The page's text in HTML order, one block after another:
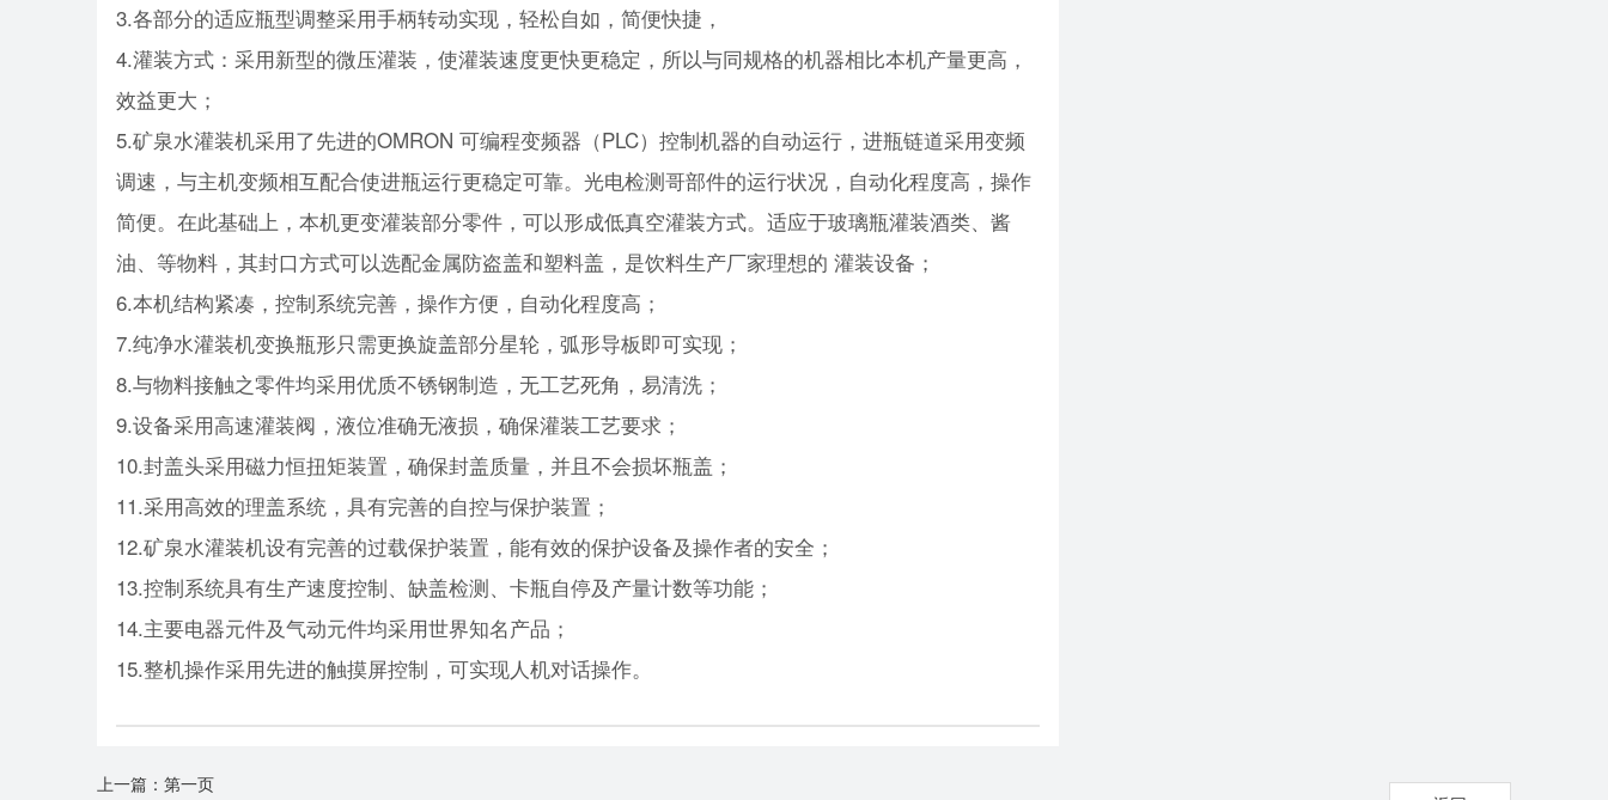
3.各部分的适应瓶型调整采用手柄转动实现，轻松自如，简便快捷，
4.灌装方式：采用新型的微压灌装，使灌装速度更快更稳定，所以与同规格的机器相比本机产量更高，
效益更大；
5.矿泉水灌装机采用了先进的OMRON 可编程变频器（PLC）控制机器的自动运行，进瓶链道采用变频
调速，与主机变频相互配合使进瓶运行更稳定可靠。光电检测哥部件的运行状况，自动化程度高，操作
简便。在此基础上，本机更变灌装部分零件，可以形成低真空灌装方式。适应于玻璃瓶灌装酒类、酱
油、等物料，其封口方式可以选配金属防盗盖和塑料盖，是饮料生产厂家理想的 灌装设备；
6.本机结构紧凑，控制系统完善，操作方便，自动化程度高；
7.纯净水灌装机变换瓶形只需更换旋盖部分星轮，弧形导板即可实现；
8.与物料接触之零件均采用优质不锈钢制造，无工艺死角，易清洗；
9.设备采用高速灌装阀，液位准确无液损，确保灌装工艺要求；
10.封盖头采用磁力恒扭矩装置，确保封盖质量，并且不会损坏瓶盖；
11.采用高效的理盖系统，具有完善的自控与保护装置；
12.矿泉水灌装机设有完善的过载保护装置，能有效的保护设备及操作者的安全；
13.控制系统具有生产速度控制、缺盖检测、卡瓶自停及产量计数等功能；
14.主要电器元件及气动元件均采用世界知名产品；
15.整机操作采用先进的触摸屏控制，可实现人机对话操作。
上一篇： 第一页